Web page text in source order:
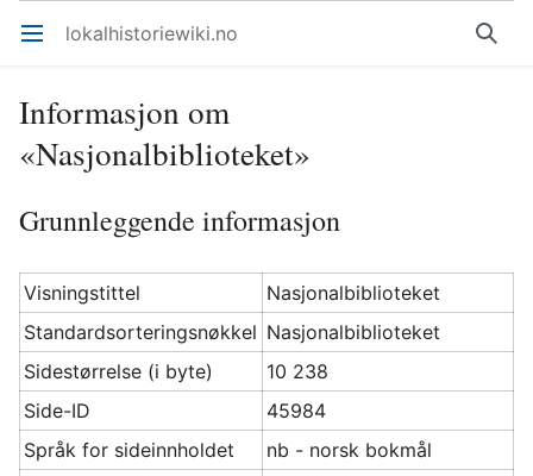
Åpne hovedmenyen lokalhistoriewiki.no Søk
Informasjon om
«Nasjonalbiblioteket»
Grunnleggende informasjon
Visningstittel
Nasjonalbiblioteket
Standardsorteringsnøkkel Nasjonalbiblioteket
Sidestørrelse (i byte)
10 238
Side-ID
45984
Språk for sideinnholdet
nb - norsk bokmål